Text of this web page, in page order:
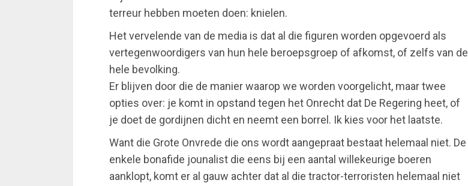
terreur hebben moeten doen: knielen.
Het vervelende van de media is dat al die figuren worden opgevoerd als
vertegenwoordigers van hun hele beroepsgroep of afkomst, of zelfs van de
hele bevolking.
Er blijven door die de manier waarop we worden voorgelicht, maar twee
opties over: je komt in opstand tegen het Onrecht dat De Regering heet, of
je doet de gordijnen dicht en neemt een borrel. Ik kies voor het laatste.
Want die Grote Onvrede die ons wordt aangepraat bestaat helemaal niet. De
enkele bonafide jounalist die eens bij een aantal willekeurige boeren
aanklopt, komt er al gauw achter dat al die tractor-terroristen helemaal niet